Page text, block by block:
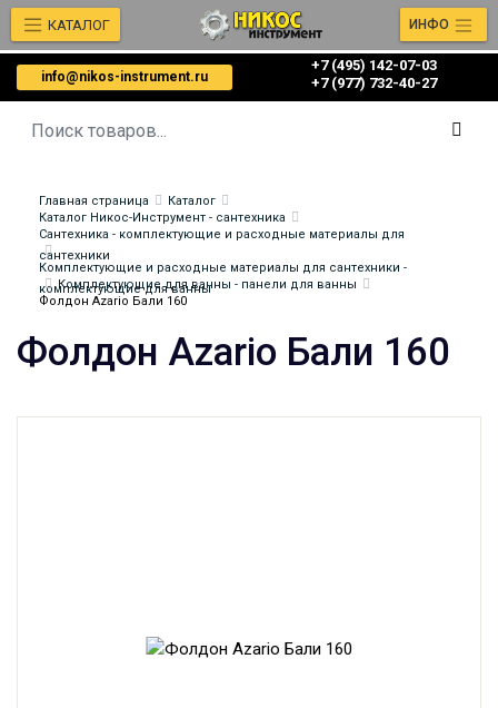
info@nikos-instrument.ru
+7 (495) 142-07-03
‎‎+7 (977) 732-40-27
КАТАЛОГ ИНФО
Главная страница
Каталог
Каталог Никос-Инструмент - сантехника
Сантехника - комплектующие и расходные материалы для
сантехники
Комплектующие и расходные материалы для сантехники -
комплектующие для ванны
Комплектующие для ванны - панели для ванны
Фолдон Azario Бали 160
Фолдон Azario Бали 160